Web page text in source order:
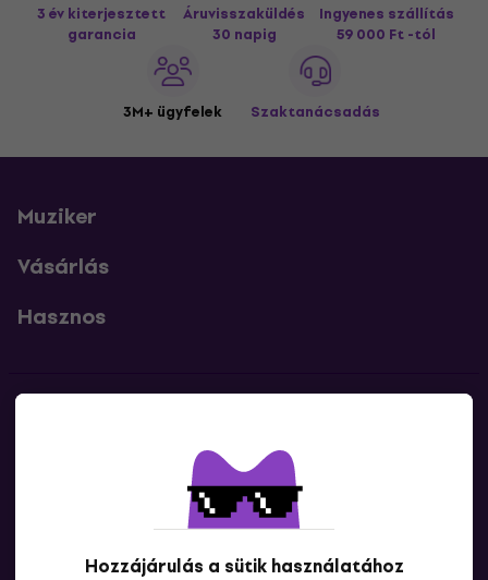
Hozzájárulás a sütik használatához
3 év kiterjesztett
garancia
Áruvisszaküldés
30 napig
Ingyenes szállítás
59 000 Ft -tól
3M+ ügyfelek Szaktanácsadás
Muziker
Vásárlás
Hasznos
Lépj kapcsolatba velünk